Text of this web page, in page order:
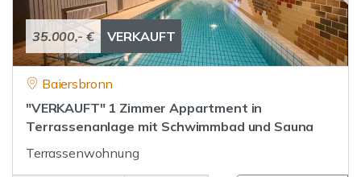
35.000,- € VERKAUFT
Baiersbronn
"VERKAUFT" 1 Zimmer Appartment in
Terrassenanlage mit Schwimmbad und Sauna
Terrassenwohnung